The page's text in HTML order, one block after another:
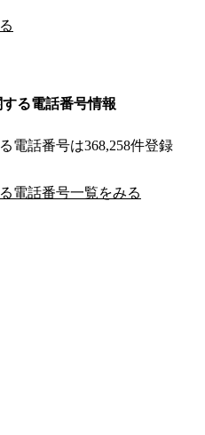
る電話番号情報
電話番号は368,258件登録
電話番号一覧をみる